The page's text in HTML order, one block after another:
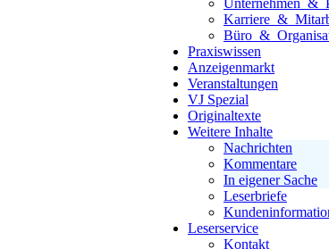
Unternehmen &
Karriere &
Büro &
Praxiswissen
Anzeigenmarkt
Veranstaltungen
VJ Spezial
Originaltexte
Weitere Inhalte
Nachrichten
Kommentare
In eigener Sache
Leserbriefe
Leserservice
Kontakt